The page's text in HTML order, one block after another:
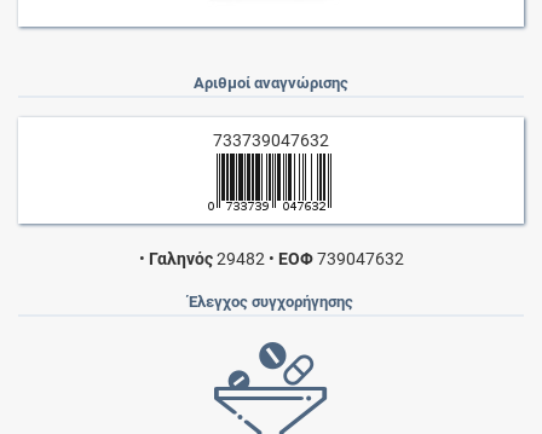
Αριθμοί αναγνώρισης
733739047632
• Γαληνός29482 • ΕΟΦ739047632
Έλεγχος συγχορήγησης